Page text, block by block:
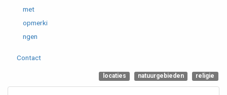
met
opmerki
ngen
Contact
locaties natuurgebieden religie